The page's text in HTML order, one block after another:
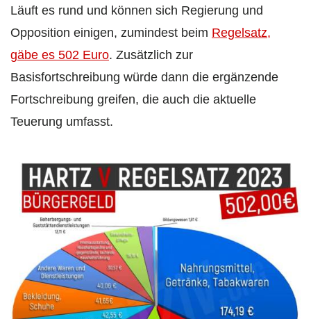
Läuft es rund und können sich Regierung und
Opposition einigen, zumindest beim Regelsatz,
gäbe es 502 Euro. Zusätzlich zur
Basisfortschreibung würde dann die ergänzende
Fortschreibung greifen, die auch die aktuelle
Teuerung umfasst.